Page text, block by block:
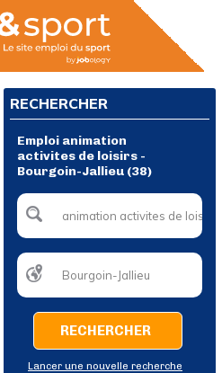
RECHERCHER
Emploi animation
activites de loisirs -
Bourgoin-Jallieu (38)
RECHERCHER
Lancer une nouvelle recherche